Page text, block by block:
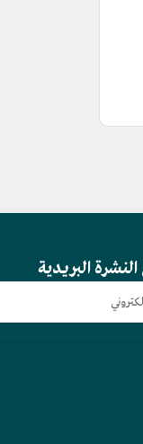
البريدية